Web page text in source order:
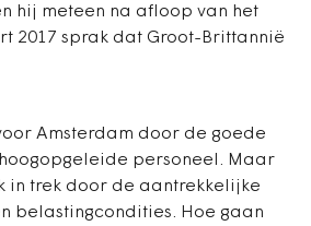
hij meteen na afloop van het
2017 sprak dat Groot-Brittannië
Amsterdam door de goede
personeel. Maar
in trek door de aantrekkelijke
belastingcondities. Hoe gaan